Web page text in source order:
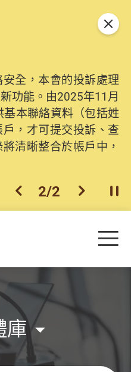
全，本會的投訴處理
功能。由2025年11月
本聯絡資料（包括姓
，才可提交投訴、查
清晰整合於帳戶中，
上一個
2/2 下一個開
關閉
目
庫